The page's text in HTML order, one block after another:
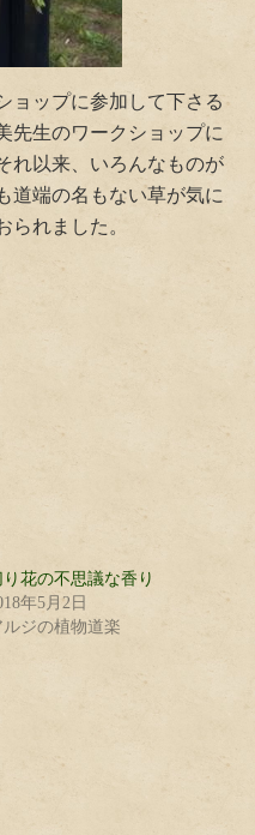
ョップに参加して下さる
先生のワークショップに
れ以来、いろんなものが
道端の名もない草が気に
られました。
り花の不思議な香り
年5月2日
ルジの植物道楽